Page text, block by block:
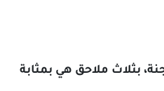
ملاحق هي بمثابة